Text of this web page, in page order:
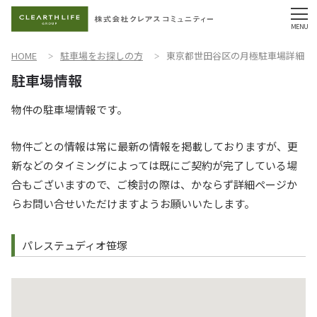
HOME 駐車場をお探しの方 東京都世田谷区の月極駐車場詳細
物件の駐車場情報です。
物件ごとの情報は常に最新の情報を掲載しておりますが、更
新などのタイミングによっては既にご契約が完了している場
合もございますので、ご検討の際は、かならず詳細ページか
らお問い合せいただけますようお願いいたします。
パレステュディオ笹塚